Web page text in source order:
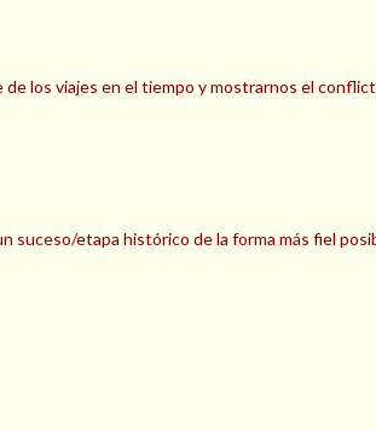
los viajes en el tiempo y mostrarnos el
suceso/etapa histórico de la forma más fiel